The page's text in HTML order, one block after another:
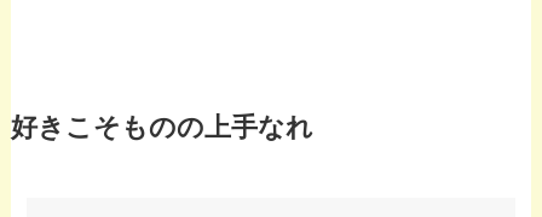
好きこそものの上手なれ